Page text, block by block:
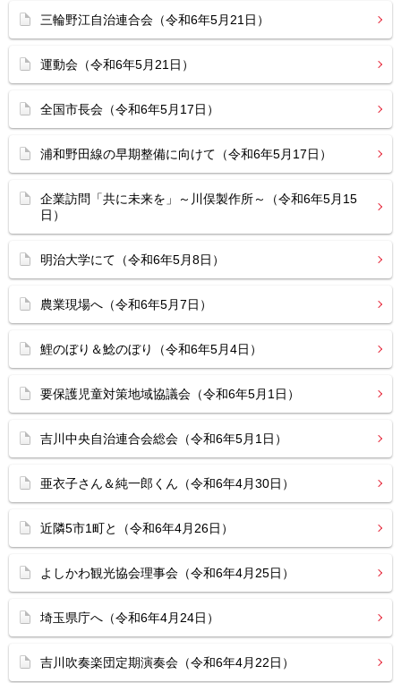
三輪野江自治連合会（令和6年5月21日）
運動会（令和6年5月21日）
全国市長会（令和6年5月17日）
浦和野田線の早期整備に向けて（令和6年5月17日）
企業訪問「共に未来を」～川俣製作所～（令和6年5月15
日）
明治大学にて（令和6年5月8日）
農業現場へ（令和6年5月7日）
鯉のぼり＆鯰のぼり（令和6年5月4日）
要保護児童対策地域協議会（令和6年5月1日）
吉川中央自治連合会総会（令和6年5月1日）
亜衣子さん＆純一郎くん（令和6年4月30日）
近隣5市1町と（令和6年4月26日）
よしかわ観光協会理事会（令和6年4月25日）
埼玉県庁へ（令和6年4月24日）
吉川吹奏楽団定期演奏会（令和6年4月22日）